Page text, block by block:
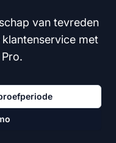
van tevreden
met